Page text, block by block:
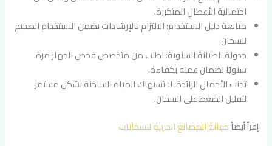
احتمالية الأعطال المتكررة.
متابعة دليل الاستخدام: الالتزام بالإرشادات يضمن الاستخدام الصحيح
للسخان.
جدولة الصيانة السنوية: اطلب من متخصص فحص الجهاز مرة
سنويًا لضمان عمله بكفاءة.
تجنب الأحمال الزائدة: لا تستهلك المياه الساخنة بشكل مستمر
لتقليل الضغط على السخان.
إقرأ أيضاًصيانة المصانع الحربية للسخانات